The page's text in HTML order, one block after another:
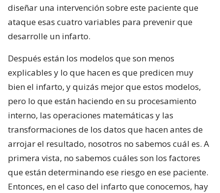
diseñar una intervención sobre este paciente que
ataque esas cuatro variables para prevenir que
desarrolle un infarto.
Después están los modelos que son menos
explicables y lo que hacen es que predicen muy
bien el infarto, y quizás mejor que estos modelos,
pero lo que están haciendo en su procesamiento
interno, las operaciones matemáticas y las
transformaciones de los datos que hacen antes de
arrojar el resultado, nosotros no sabemos cuál es. A
primera vista, no sabemos cuáles son los factores
que están determinando ese riesgo en ese paciente.
Entonces, en el caso del infarto que conocemos, hay